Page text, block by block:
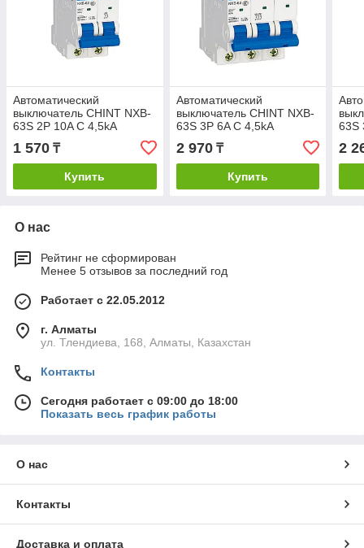
Автоматический
выключатель CHINT NXB-
63S 2P 10A C 4,5kA
1 570 ₸
Купить
Автоматический
выключатель CHINT NXB-
63S 3P 6A C 4,5kA
2 970₸
Купить
63S
2
О нас
Рейтинг не сформирован
Менее 5 отзывов за последний год
Работает с 22.05.2012
г. Алматы
ул. Тлендиева, 168, Алматы, Казахстан
Контакты
Сегодня работает с 09:00 до 18:00
Показать весь график работы
О нас
Контакты
Доставка и оплата